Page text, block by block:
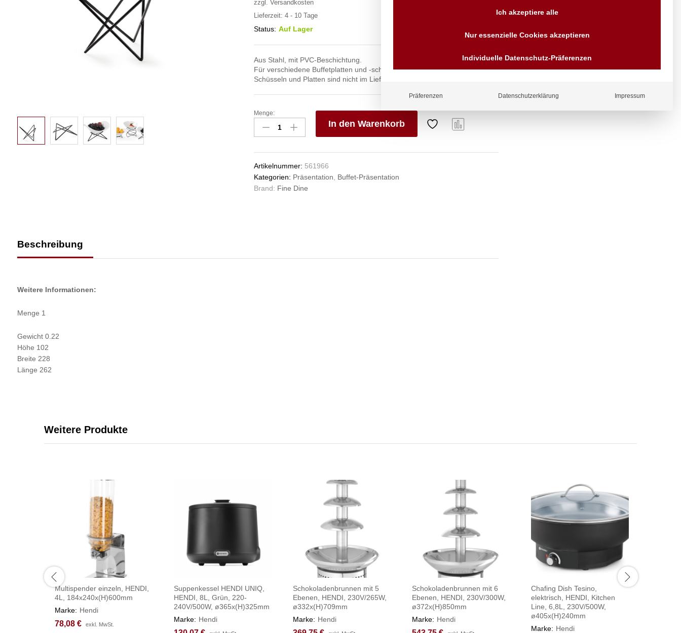
zzgl. Versandkosten
Lieferzeit: 4 - 10 Tage
Status: Auf Lager
Aus Stahl, mit PVC-Beschichtung.
Für verschiedene Buffetplatten und -schüsseln.
Schüsseln und Platten sind nicht im Lieferumfang enthalten.
Buffetständer
antirutsch,
260x230x(H)100mm
Anzahl
Menge:
In den Warenkorb
Artikelnummer: 561966
Kategorien: Präsentation, Buffet-Präsentation
Brand: Fine Dine
Beschreibung
Weitere Informationen:
Menge 1
Gewicht 0.22
Höhe 102
Breite 228
Länge 262
Anfragen
Wir sind seit über 40 Jahren
für Sie da
Vorrauskasse Paypal,
Kreditkarte, Direkt
Weitere Produkte
Multispender einzeln, HENDI,
4L, 184x240x(H)600mm
Marke: Hendi
78,08 € exkl. MwSt.
78,08 € exkl. MwSt.
Suppenkessel HENDI UNIQ,
HENDI, 8L, Grün, 220-
240V/500W, ø365x(H)325mm
Marke: Hendi
Schokoladenbrunnen mit 5
Ebenen, HENDI, 230V/265W,
ø332x(H)709mm
Marke: Hendi
Schokoladenbrunnen mit 6
Ebenen, HENDI, 230V/300W,
ø372x(H)850mm
Marke: Hendi
Chafing Dish Tesino,
elektrisch, HENDI, Kitchen
Line, 6,8L, 230V/500W,
ø405x(H)240mm
Marke: Hendi
Ich akzeptiere alle
Nur essenzielle Cookies akzeptieren
Individuelle Datenschutz-Präferenzen
Präferenzen Datenschutzerklärung Impressum